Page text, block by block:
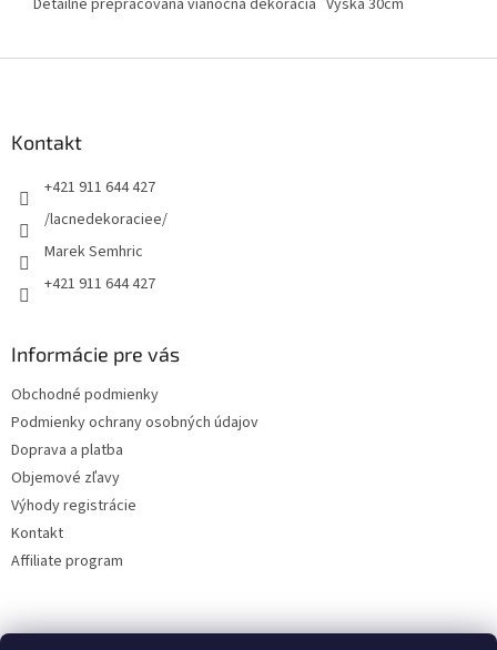
Kontakt
+421 911 644 427
/lacnedekoraciee/
Marek Semhric
+421 911 644 427
Informácie pre vás
Obchodné podmienky
Podmienky ochrany osobných údajov
Doprava a platba
Objemové zľavy
Výhody registrácie
Kontakt
Affiliate program